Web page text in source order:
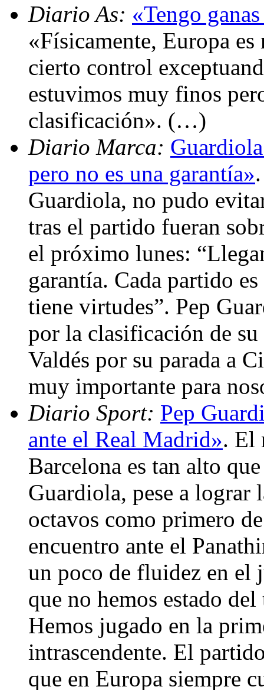
Diario As: «Tengo
«Físicamente, Europa
cierto control
estuvimos muy finos
clasificación». (…)
Diario Marca:
pero no es una garantía»
Guardiola, no pudo
tras el partido fueran
el próximo lunes:
garantía. Cada partido
tiene virtudes”. Pep
por la clasificación de
Valdés por su parada a
muy importante para
Diario Sport: Pep
ante el Real Madrid». El
Barcelona es tan alto
Guardiola, pese a lograr
octavos como primero
encuentro ante el
un poco de fluidez en el
que no hemos estado
Hemos jugado en la
intrascendente. El
que en Europa siempre